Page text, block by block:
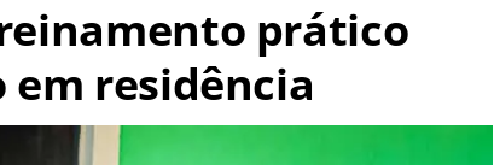
prático
residência